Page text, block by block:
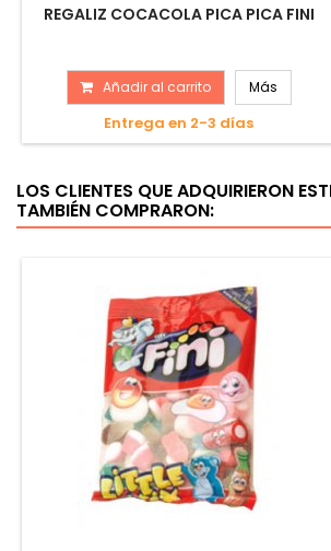
REGALIZ COCACOLA PICA PICA FINI
Añadir al carrito Más
Entrega en 2-3 días
LOS CLIENTES QUE ADQUIRIERON
TAMBIÉN COMPRARON: